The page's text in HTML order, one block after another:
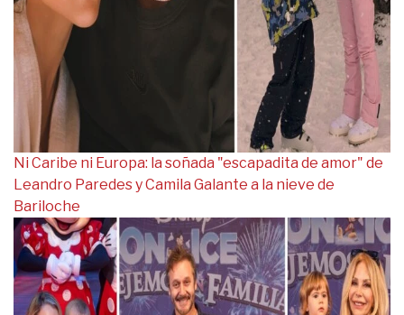
Ni Caribe ni Europa: la soñada "escapadita de amor" de
Leandro Paredes y Camila Galante a la nieve de
Bariloche